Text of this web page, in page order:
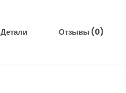
QX56
Детали Отзывы (0)